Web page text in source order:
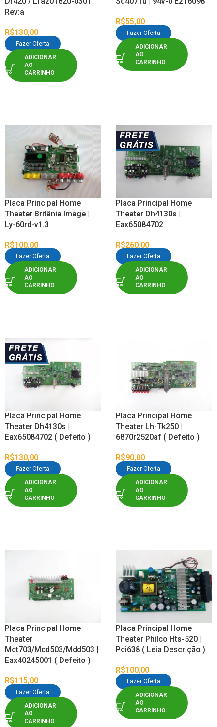
Rev:a
R$130,00
Fazer Oferta
ADICIONAR
AO
CARRINHO
R$55,00
Fazer Oferta
ADICIONAR
AO
CARRINHO
Placa Principal Home
Theater Britânia Image |
Ly-60rd-v1.3
R$100,00
Fazer Oferta
ADICIONAR
AO
CARRINHO
Placa Principal Home
Theater Dh4130s |
Eax65084702
R$260,00
Fazer Oferta
ADICIONAR
AO
CARRINHO
Placa Principal Home
Theater Dh4130s |
Eax65084702 ( Defeito )
R$130,00
Fazer Oferta
ADICIONAR
AO
CARRINHO
Placa Principal Home
Theater Lh-Tk250 |
6870r2520af ( Defeito )
R$90,00
Fazer Oferta
ADICIONAR
AO
CARRINHO
Placa Principal Home
Theater
Mct703/Mcd503/Mdd503 |
Eax40245001 ( Defeito )
R$115,00
Fazer Oferta
ADICIONAR
AO
CARRINHO
Placa Principal Home
Theater Philco Hts-520 |
Pci638 ( Leia Descrição )
R$100,00
Fazer Oferta
ADICIONAR
AO
CARRINHO